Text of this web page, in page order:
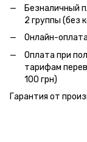
Безналичный
2 группы (без
Онлайн-оплата
Оплата при
тарифам
100 грн)
Гарантия от